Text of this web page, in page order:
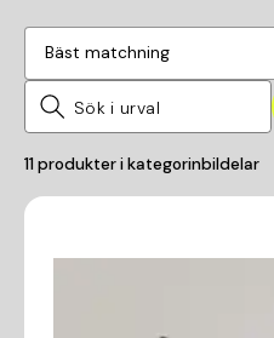
Bäst matchning
11produkter i kategorinbildelar